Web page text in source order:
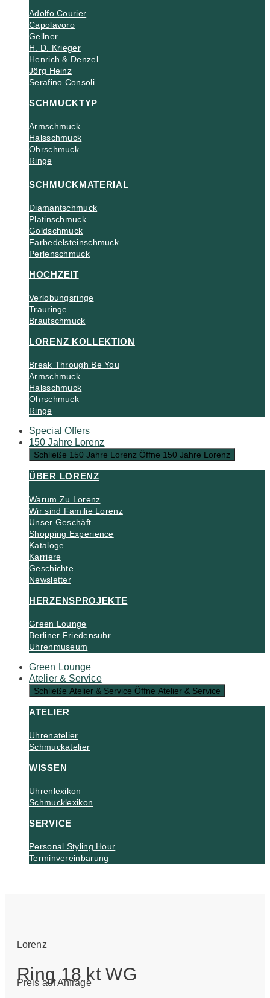
Adolfo Courier
Capolavoro
Gellner
H. D. Krieger
Henrich & Denzel
Jörg Heinz
Serafino Consoli
SCHMUCKTYP
Armschmuck
Halsschmuck
Ohrschmuck
Ringe
SCHMUCKMATERIAL
Diamantschmuck
Platinschmuck
Goldschmuck
Farbedelsteinschmuck
Perlenschmuck
HOCHZEIT
Verlobungsringe
Trauringe
Brautschmuck
LORENZ KOLLEKTION
Break Through Be You
Armschmuck
Halsschmuck
Ohrschmuck
Ringe
Special Offers
150 Jahre Lorenz
Schließe 150 Jahre Lorenz Öffne 150 Jahre Lorenz
ÜBER LORENZ
Warum Zu Lorenz
Wir sind Familie Lorenz
Unser Geschäft
Shopping Experience
Kataloge
Karriere
Geschichte
Newsletter
HERZENSPROJEKTE
Green Lounge
Berliner Friedensuhr
Uhrenmuseum
Green Lounge
Atelier & Service
Schließe Atelier & Service Öffne Atelier & Service
ATELIER
Uhrenatelier
Schmuckatelier
WISSEN
Uhrenlexikon
Schmucklexikon
SERVICE
Personal Styling Hour
Terminvereinbarung
Lorenz
Ring 18 kt WG
Preis auf Anfrage